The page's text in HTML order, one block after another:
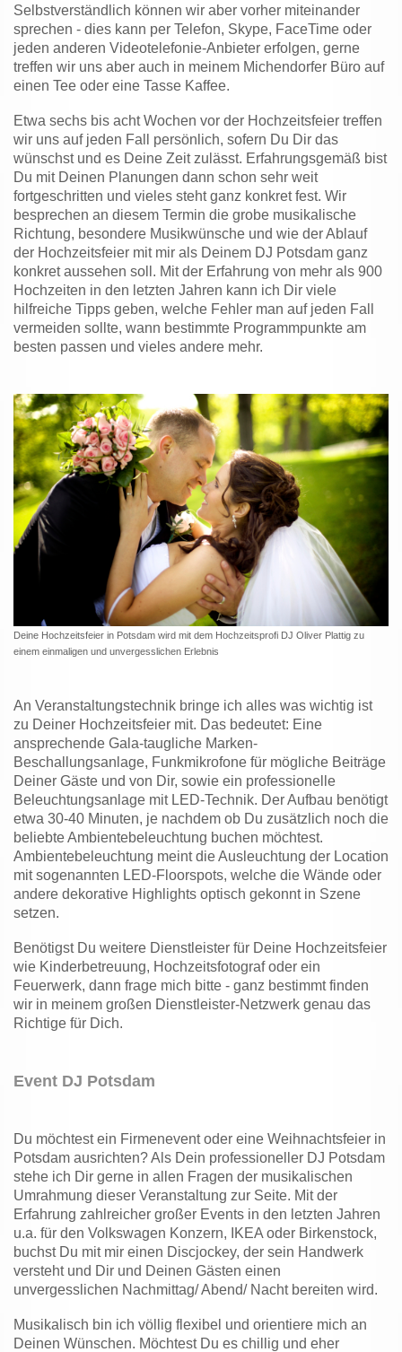
Selbstverständlich können wir aber vorher miteinander
sprechen - dies kann per Telefon, Skype, FaceTime oder
jeden anderen Videotelefonie-Anbieter erfolgen, gerne
treffen wir uns aber auch in meinem Michendorfer Büro auf
einen Tee oder eine Tasse Kaffee.
Etwa sechs bis acht Wochen vor der Hochzeitsfeier treffen
wir uns auf jeden Fall persönlich, sofern Du Dir das
wünschst und es Deine Zeit zulässt. Erfahrungsgemäß bist
Du mit Deinen Planungen dann schon sehr weit
fortgeschritten und vieles steht ganz konkret fest. Wir
besprechen an diesem Termin die grobe musikalische
Richtung, besondere Musikwünsche und wie der Ablauf
der Hochzeitsfeier mit mir als Deinem DJ Potsdam ganz
konkret aussehen soll. Mit der Erfahrung von mehr als 900
Hochzeiten in den letzten Jahren kann ich Dir viele
hilfreiche Tipps geben, welche Fehler man auf jeden Fall
vermeiden sollte, wann bestimmte Programmpunkte am
besten passen und vieles andere mehr.
Deine Hochzeitsfeier in Potsdam wird mit dem Hochzeitsprofi DJ Oliver Plattig zu
einem einmaligen und unvergesslichen Erlebnis
An Veranstaltungstechnik bringe ich alles was wichtig ist
zu Deiner Hochzeitsfeier mit. Das bedeutet: Eine
ansprechende Gala-taugliche Marken-
Beschallungsanlage, Funkmikrofone für mögliche Beiträge
Deiner Gäste und von Dir, sowie ein professionelle
Beleuchtungsanlage mit LED-Technik. Der Aufbau benötigt
etwa 30-40 Minuten, je nachdem ob Du zusätzlich noch die
beliebte Ambientebeleuchtung buchen möchtest.
Ambientebeleuchtung meint die Ausleuchtung der Location
mit sogenannten LED-Floorspots, welche die Wände oder
andere dekorative Highlights optisch gekonnt in Szene
setzen.
Benötigst Du weitere Dienstleister für Deine Hochzeitsfeier
wie Kinderbetreuung, Hochzeitsfotograf oder ein
Feuerwerk, dann frage mich bitte - ganz bestimmt finden
wir in meinem großen Dienstleister-Netzwerk genau das
Richtige für Dich.
Event DJ Potsdam
Du möchtest ein Firmenevent oder eine Weihnachtsfeier in
Potsdam ausrichten? Als Dein professioneller DJ Potsdam
stehe ich Dir gerne in allen Fragen der musikalischen
Umrahmung dieser Veranstaltung zur Seite. Mit der
Erfahrung zahlreicher großer Events in den letzten Jahren
u.a. für den Volkswagen Konzern, IKEA oder Birkenstock,
buchst Du mit mir einen Discjockey, der sein Handwerk
versteht und Dir und Deinen Gästen einen
unvergesslichen Nachmittag/ Abend/ Nacht bereiten wird.
Musikalisch bin ich völlig flexibel und orientiere mich an
Deinen Wünschen. Möchtest Du es chillig und eher